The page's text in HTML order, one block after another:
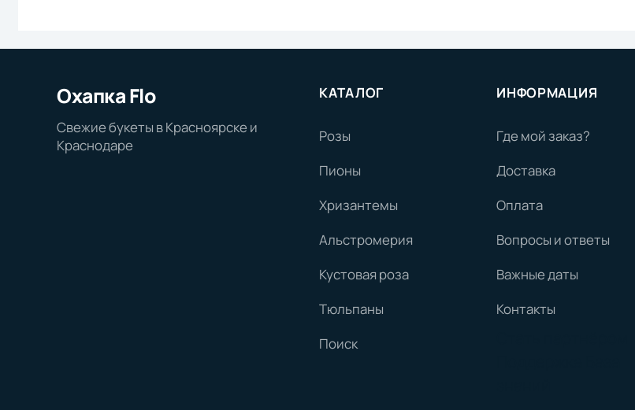
Охапка Flo
Свежие букеты в Красноярске и
Краснодаре
КАТАЛОГ
Розы
Пионы
Хризантемы
Альстромерия
Кустовая роза
Тюльпаны
Поиск
ИНФОРМАЦИЯ
Где мой заказ?
Доставка
Оплата
Вопросы и ответы
Важные даты
Контакты